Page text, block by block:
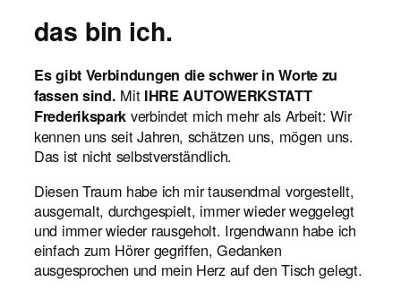
das bin ich.
Es gibt Verbindungen die schwer in Worte zu
fassen sind. Mit IHRE AUTOWERKSTATT
Frederikspark verbindet mich mehr als Arbeit: Wir
kennen uns seit Jahren, schätzen uns, mögen uns.
Das ist nicht selbstverständlich.
Diesen Traum habe ich mir tausendmal vorgestellt,
ausgemalt, durchgespielt, immer wieder weggelegt
und immer wieder rausgeholt. Irgendwann habe ich
einfach zum Hörer gegriffen, Gedanken
ausgesprochen und mein Herz auf den Tisch gelegt.